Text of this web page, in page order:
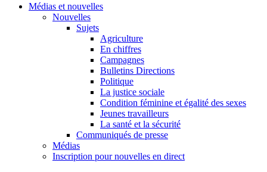
Médias et nouvelles
Nouvelles
Sujets
Agriculture
En chiffres
Campagnes
Bulletins Directions
Politique
La justice sociale
Condition féminine et égalité des sexes
Jeunes travailleurs
La santé et la sécurité
Communiqués de presse
Médias
Inscription pour nouvelles en direct